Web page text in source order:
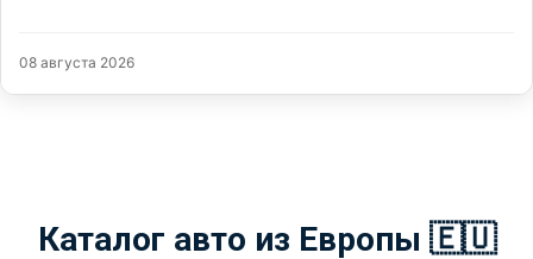
08 августа 2026
Каталог авто из Европы 🇪🇺